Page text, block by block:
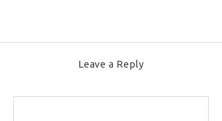
Leave a Reply